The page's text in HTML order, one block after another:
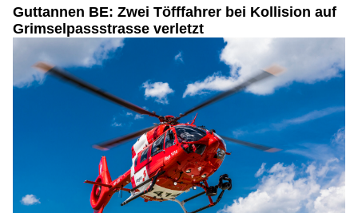
Guttannen BE: Zwei Töfffahrer bei Kollision auf
Grimselpassstrasse verletzt